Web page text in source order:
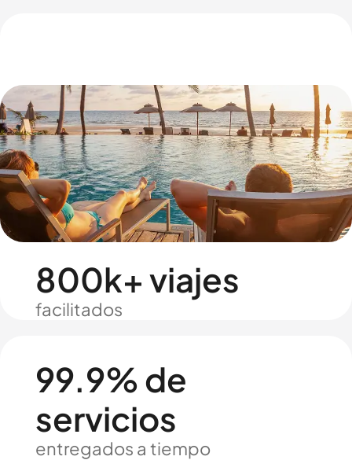
800k+ viajes
facilitados
99.9% de
servicios
entregados a tiempo